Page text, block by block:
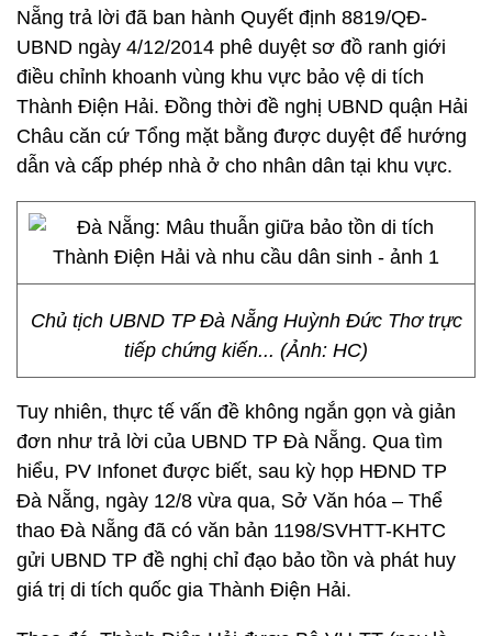
Nẵng trả lời đã ban hành Quyết định 8819/QĐ-
UBND ngày 4/12/2014 phê duyệt sơ đồ ranh giới
điều chỉnh khoanh vùng khu vực bảo vệ di tích
Thành Điện Hải. Đồng thời đề nghị UBND quận Hải
Châu căn cứ Tổng mặt bằng được duyệt để hướng
dẫn và cấp phép nhà ở cho nhân dân tại khu vực.
Chủ tịch UBND TP Đà Nẵng Huỳnh Đức Thơ trực
tiếp chứng kiến... (Ảnh: HC)
Tuy nhiên, thực tế vấn đề không ngắn gọn và giản
đơn như trả lời của UBND TP Đà Nẵng. Qua tìm
hiểu, PV Infonet được biết, sau kỳ họp HĐND TP
Đà Nẵng, ngày 12/8 vừa qua, Sở Văn hóa – Thể
thao Đà Nẵng đã có văn bản 1198/SVHTT-KHTC
gửi UBND TP đề nghị chỉ đạo bảo tồn và phát huy
giá trị di tích quốc gia Thành Điện Hải.